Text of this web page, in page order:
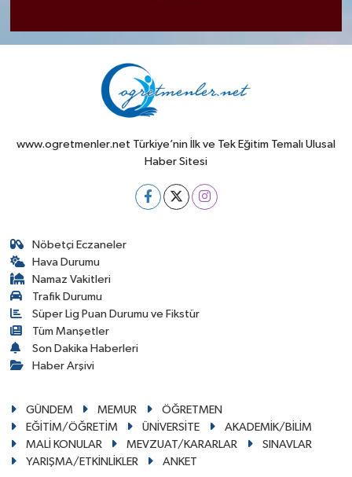
www.ogretmenler.net Türkiye’nin İlk ve Tek Eğitim Temalı Ulusal
Haber Sitesi
Nöbetçi Eczaneler
Hava Durumu
Namaz Vakitleri
Trafik Durumu
Süper Lig Puan Durumu ve Fikstür
Tüm Manşetler
Son Dakika Haberleri
Haber Arşivi
GÜNDEM MEMUR
ÖĞRETMEN
EĞİTİM/ÖĞRETİM
ÜNİVERSİTE
AKADEMİK/BİLİM
MALİ KONULAR
MEVZUAT/KARARLAR
SINAVLAR
YARIŞMA/ETKİNLİKLER
ANKET